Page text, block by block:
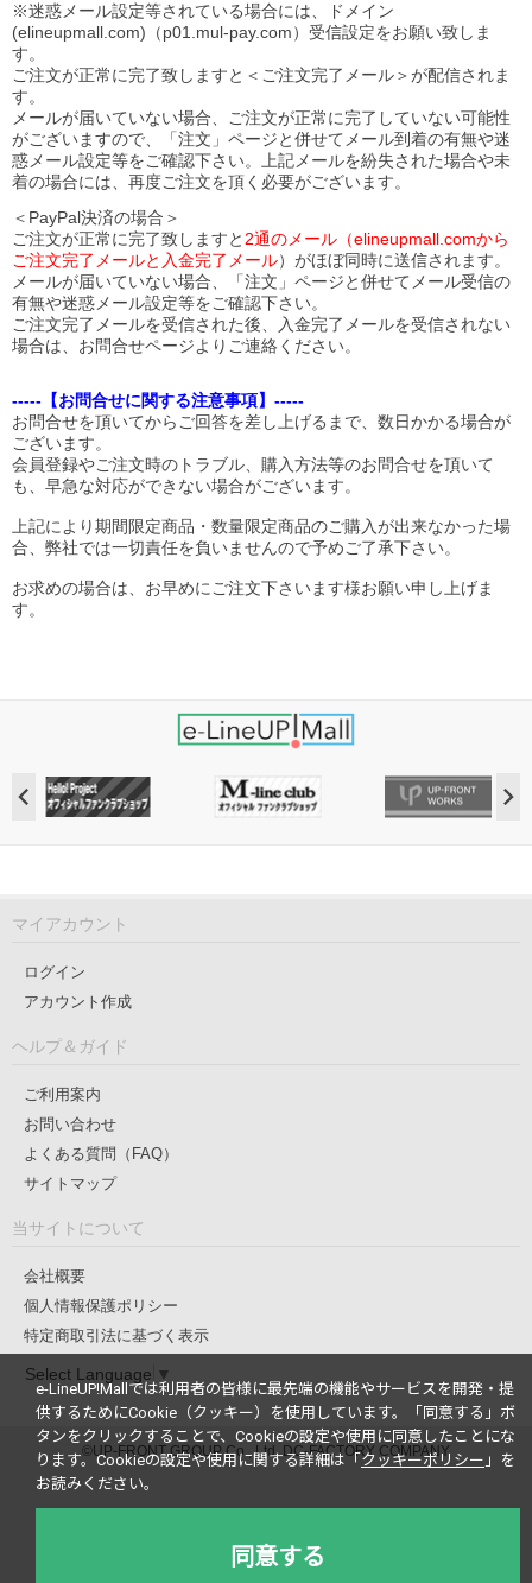
※迷惑メール設定等されている場合には、ドメイン
(elineupmall.com)（p01.mul-pay.com）受信設定をお願い致しま
す。
ご注文が正常に完了致しますと＜ご注文完了メール＞が配信されま
す。
メールが届いていない場合、ご注文が正常に完了していない可能性
がございますので、「注文」ページと併せてメール到着の有無や迷
惑メール設定等をご確認下さい。
上記メールを紛失された場合や未
着の場合には、再度ご注文を頂く必要がございます。
＜PayPal決済の場合＞
ご注文が正常に完了致しますと 2通のメール（elineupmall.comから
ご注文完了メールと入金完了メール）がほぼ同時に送信されます。
メールが届いていない場合、「注文」ページと併せてメール受信の
有無や迷惑メール設定等をご確認下さい。
ご注文完了メールを受信された後、入金完了メールを受信されない
場合は、お問合せページよりご連絡ください。
-----【お問合せに関する注意事項】-----
お問合せを頂いてからご回答を差し上げるまで、数日かかる場合が
ございます。
会員登録やご注文時のトラブル、購入方法等のお問合せを頂いて
も、早急な対応ができない場合がございます。
上記により期間限定商品・数量限定商品のご購入が出来なかった場
合、弊社では一切責任を負いませんので予めご了承下さい。
お求めの場合は、お早めにご注文下さいます様お願い申し上げま
す。
マイアカウント
ログイン
アカウント作成
ヘルプ＆ガイド
ご利用案内
お問い合わせ
よくある質問（FAQ）
サイトマップ
当サイトについて
会社概要
個人情報保護ポリシー
特定商取引法に基づく表示
Select Language ▼
©UP-FRONT GROUP Co., Ltd. DC-FACTORY COMPANY
e-LineUP!Mallでは利用者の皆様に最先端の機能やサービスを開発・提
供するためにCookie（クッキー）を使用しています。
「同意する」ボ
タンをクリックすることで、Cookieの設定や使用に同意したことにな
ります。Cookieの設定や使用に関する詳細は「 クッキーポリシー 」を
お読みください。
同意する